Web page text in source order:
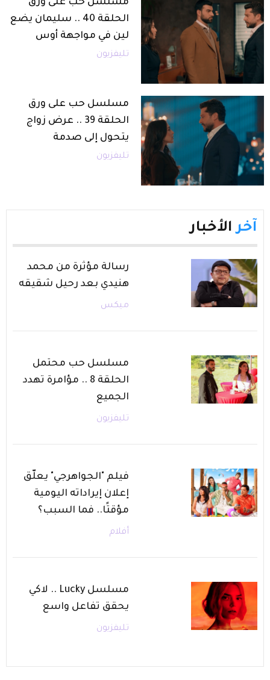
مسلسل حب على ورق
الحلقة 40 .. سليمان يضع
لين في مواجهة أوس
تليفزيون
مسلسل حب على ورق
الحلقة 39 .. عرض زواج
يتحول إلى صدمة
تليفزيون
آخر الأخبار
رسالة مؤثرة من محمد
هنيدي بعد رحيل شقيقه
ميكس
مسلسل حب محتمل
الحلقة 8 .. مؤامرة تهدد
الجميع
تليفزيون
فيلم "الجواهرجي" يعلّق
إعلان إيراداته اليومية
مؤقتًا.. فما السبب؟
أفلام
مسلسل Lucky .. لاكي
يحقق تفاعل واسع
تليفزيون